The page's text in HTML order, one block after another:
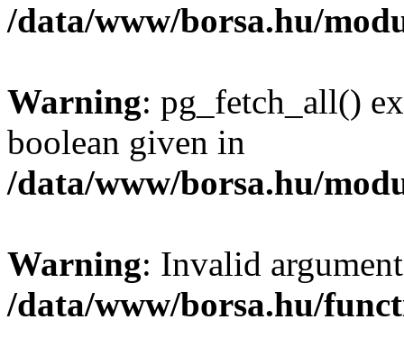
/data/www/borsa.hu/
Warning: pg_fetch_all()
boolean given in
/data/www/borsa.hu/
Warning: Invalid
/data/www/borsa.hu/